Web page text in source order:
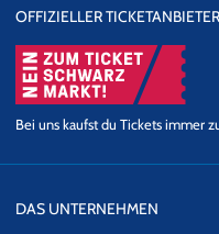
OFFIZIELLER TICKETANBIETER
Bei uns kaufst du Tickets immer
DAS UNTERNEHMEN